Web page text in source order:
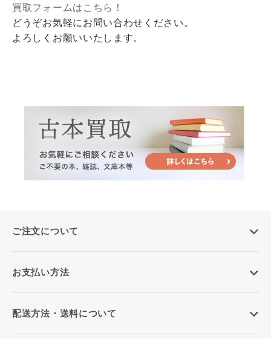
買取フォームはこちら！
どうぞお気軽にお問い合わせください。
よろしくお願いいたします。
ご注文について
お支払い方法
配送方法・送料について